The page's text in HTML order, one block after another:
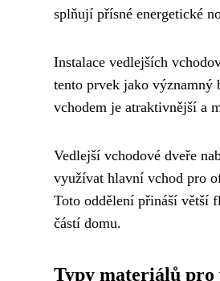
splňují přísné energetické
Instalace vedlejších
tento prvek jako významný
vchodem je atraktivnější a
Vedlejší vchodové dveře
využívat hlavní vchod pro
Toto oddělení přináší větší
částí domu.
Typy materiálů pro